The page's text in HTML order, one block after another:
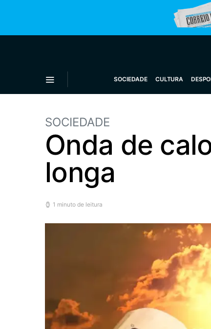
SOCIEDADE CULTURA
SOCIEDADE
Onda de
longa
1 minuto de leitura